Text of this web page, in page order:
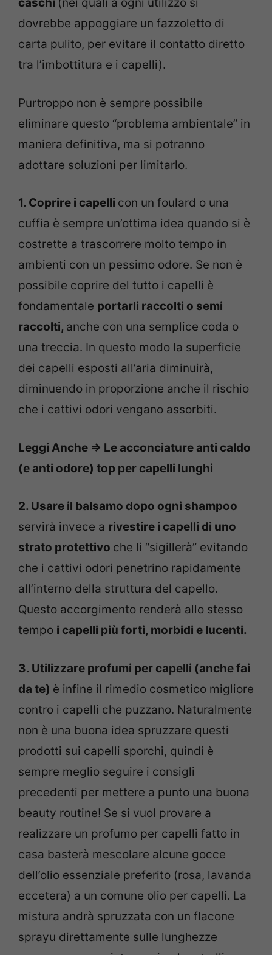
caschi (nei quali a ogni utilizzo si
dovrebbe appoggiare un fazzoletto di
carta pulito, per evitare il contatto diretto
tra l’imbottitura e i capelli).
Purtroppo non è sempre possibile
eliminare questo “problema ambientale” in
maniera definitiva, ma si potranno
adottare soluzioni per limitarlo.
1. Coprire i capelli con un foulard o una
cuffia è sempre un’ottima idea quando si è
costrette a trascorrere molto tempo in
ambienti con un pessimo odore. Se non è
possibile coprire del tutto i capelli è
fondamentale portarli raccolti o semi
raccolti, anche con una semplice coda o
una treccia. In questo modo la superficie
dei capelli esposti all’aria diminuirà,
diminuendo in proporzione anche il rischio
che i cattivi odori vengano assorbiti.
Leggi Anche => Le acconciature anti caldo
(e anti odore) top per capelli lunghi
2. Usare il balsamo dopo ogni shampoo
servirà invece a rivestire i capelli di uno
strato protettivo che li “sigillerà” evitando
che i cattivi odori penetrino rapidamente
all’interno della struttura del capello.
Questo accorgimento renderà allo stesso
tempo i capelli più forti, morbidi e lucenti.
3. Utilizzare profumi per capelli (anche fai
da te) è infine il rimedio cosmetico migliore
contro i capelli che puzzano. Naturalmente
non è una buona idea spruzzare questi
prodotti sui capelli sporchi, quindi è
sempre meglio seguire i consigli
precedenti per mettere a punto una buona
beauty routine! Se si vuol provare a
realizzare un profumo per capelli fatto in
casa basterà mescolare alcune gocce
dell’olio essenziale preferito (rosa, lavanda
eccetera) a un comune olio per capelli. La
mistura andrà spruzzata con un flacone
sprayu direttamente sulle lunghezze